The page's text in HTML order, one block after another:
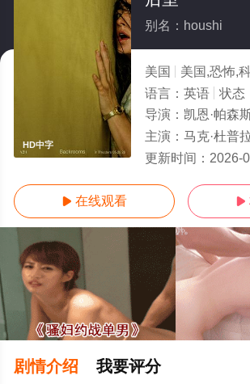
HD中字
别名：houshi
美国 美国,恐怖,
语言： 英语 状态
导演： 凯恩·帕森
主演： 马克·杜普拉斯,切瓦特·埃加福,阿万
更新时间： 2026-
 在线观看 
剧情介绍 我要评分